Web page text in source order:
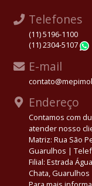
Telefones
(11) 5196-1100
(11) 2304-5107
E-mail
Endereço
Contamos com
atender nosso
Matriz: Rua São
Guarulhos |
Filial: Estrada
Chata,